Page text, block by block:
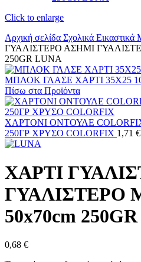
Click to enlarge
Αρχική σελίδα Σχολικά Εικαστικά
ΓΥΑΛΙΣΤΕΡΟ ΑΣΗΜΙ
250GR LUNA
ΜΠΛΟΚ ΓΛΑΣΕ ΧΑΡΤΙ 35Χ25
Πίσω στα Προϊόντα
ΧΑΡΤΟΝΙ ΟΝΤΟΥΛΕ
250ΓΡ ΧΡΥΣΟ COLORFIX 1,71 €
ΧΑΡΤΙ
ΓΥΑΛΙΣΤΕΡΟ
50x70cm
0,68 €